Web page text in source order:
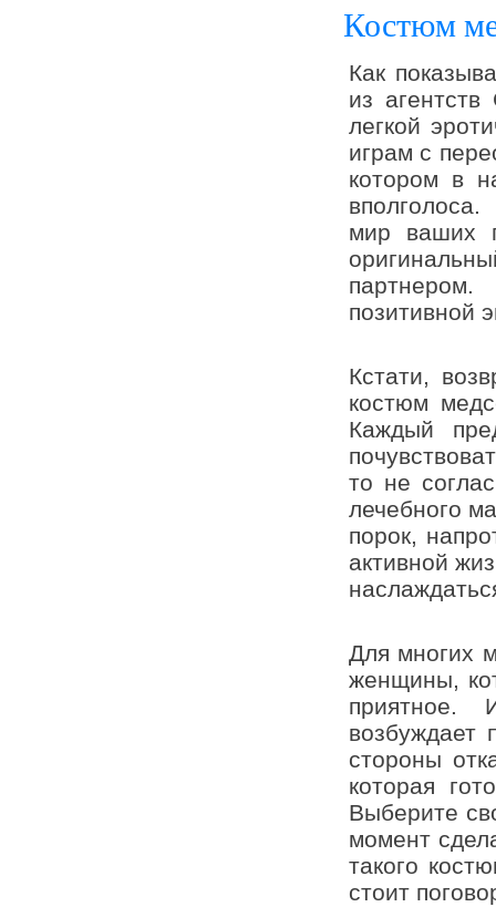
Костюм
Как
из
легкой
играм с
котором в
мир ваших
позитивной
Кстати,
костюм
Каждый
то не
лечебного
порок,
активной
Для многих
женщины,
приятное.
возбуждает
стороны
которая
Выберите
момент
такого
стоит